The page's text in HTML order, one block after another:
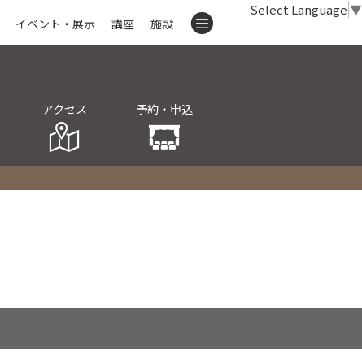
Select Language ▼
イベント・展示 講座 施設
アクセス 予約・申込